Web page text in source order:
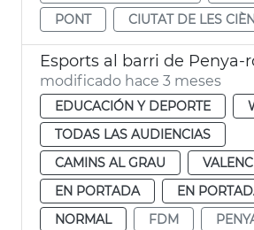
PONT
CIUTAT DE LES
Esports al barri de Penya-
modificado hace 3 meses
EDUCACIÓN Y DEPORTE
TODAS LAS AUDIENCIAS
CAMINS AL GRAU
EN PORTADA
EN
NORMAL
FDM